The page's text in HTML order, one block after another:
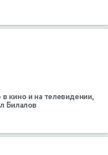
кино и на телевидении,
Билалов